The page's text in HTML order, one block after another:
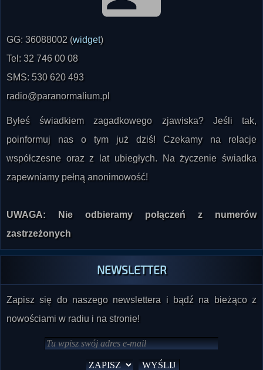
)
Tel: 32 746 00 08
SMS: 530 620 493
radio@paranormalium.pl
Byłeś świadkiem zagadkowego zjawiska? Jeśli tak,
poinformuj nas o tym już dziś! Czekamy na relacje
współczesne oraz z lat ubiegłych. Na życzenie świadka
zapewniamy pełną anonimowość!
zastrzeżonych
NEWSLETTER
Zapisz się do naszego newslettera i bądź na bieżąco z
nowościami w radiu i na stronie!